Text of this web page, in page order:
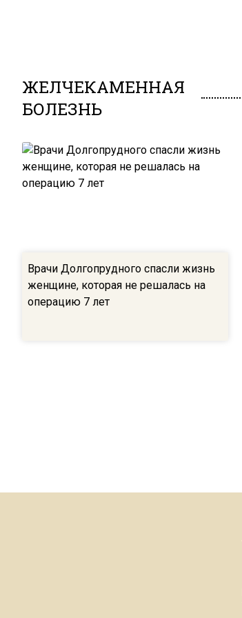
ЖЕЛЧЕКАМЕННАЯ
БОЛЕЗНЬ
Врачи Долгопрудного спасли жизнь
женщине, которая не решалась на
операцию 7 лет